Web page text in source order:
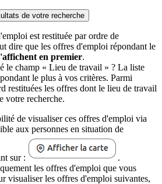
de votre recherche
est restituée par ordre de
dire que les offres d'emploi répondant le
en premier.
le champ « Lieu de travail » ? La liste
le plus à vos critères. Parmi
restituées les offres dont le lieu de travail
votre recherche.
de visualiser ces offres d'emploi via
aux personnes en situation de
sur :
.
les offres d'emploi que vous
visualiser les offres d'emploi suivantes,